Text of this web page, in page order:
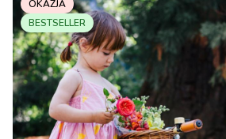
OKAZJA
BESTSELLER